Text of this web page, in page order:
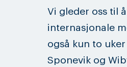
Vi gleder oss til
internasjonale
også kun to
Sponevik og